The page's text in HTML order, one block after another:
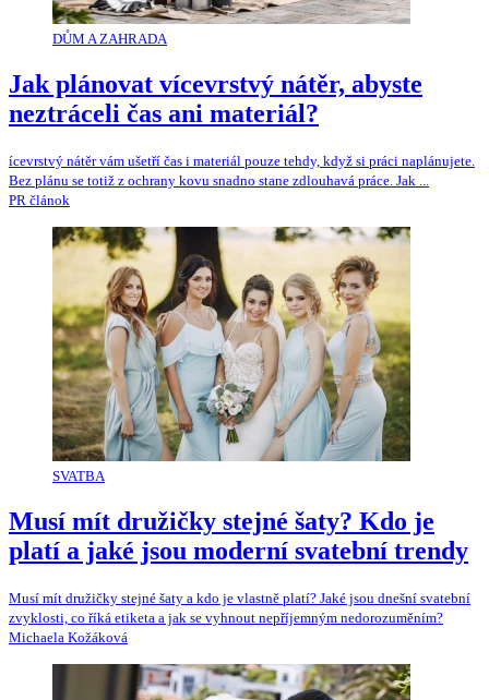
DŮM A ZAHRADA
Jak plánovat vícevrstvý nátěr, abyste
neztráceli čas ani materiál?
ícevrstvý nátěr vám ušetří čas i materiál pouze tehdy, když si práci naplánujete.
Bez plánu se totiž z ochrany kovu snadno stane zdlouhavá práce. Jak ...
PR článok
SVATBA
Musí mít družičky stejné šaty? Kdo je
platí a jaké jsou moderní svatební trendy
Musí mít družičky stejné šaty a kdo je vlastně platí? Jaké jsou dnešní svatební
zvyklosti, co říká etiketa a jak se vyhnout nepříjemným nedorozuměním?
Michaela Kožáková